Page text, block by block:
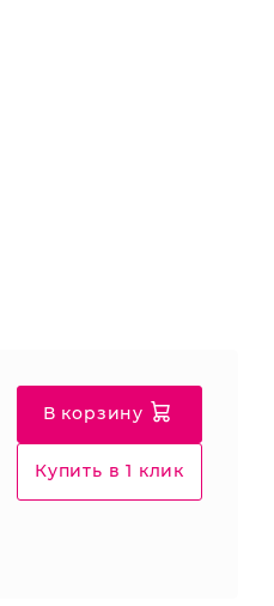
В корзину
Купить в 1 клик